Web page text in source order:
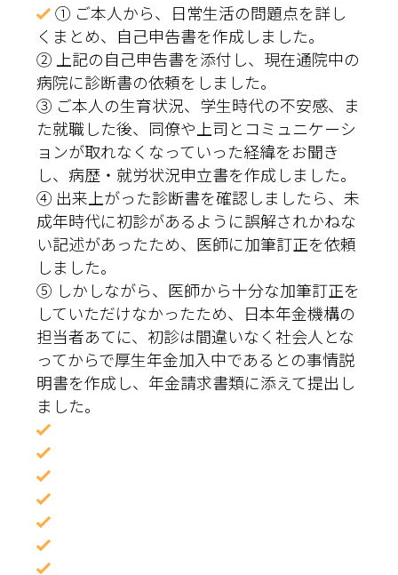
① ご本人から、日常生活の問題点を詳し
くまとめ、自己申告書を作成しました。
② 上記の自己申告書を添付し、現在通院中の
病院に診断書の依頼をしました。
③ ご本人の生育状況、学生時代の不安感、ま
た就職した後、同僚や上司とコミュニケーシ
ョンが取れなくなっていった経緯をお聞き
し、病歴・就労状況申立書を作成しました。
④ 出来上がった診断書を確認しましたら、未
成年時代に初診があるように誤解されかねな
い記述があったため、医師に加筆訂正を依頼
しました。
⑤ しかしながら、医師から十分な加筆訂正を
していただけなかったため、日本年金機構の
担当者あてに、初診は間違いなく社会人とな
ってからで厚生年金加入中であるとの事情説
明書を作成し、年金請求書類に添えて提出し
ました。